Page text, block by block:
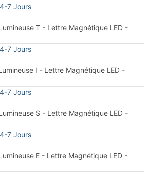
7 Jours
T - Lettre Magnétique LED -
7 Jours
I - Lettre Magnétique LED -
7 Jours
S - Lettre Magnétique LED -
7 Jours
E - Lettre Magnétique LED -